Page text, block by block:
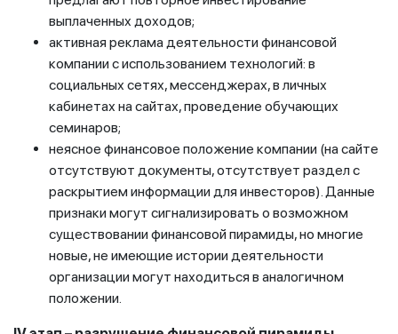
выплаченных доходов;
активная реклама деятельности финансовой
компании с использованием технологий: в
социальных сетях, мессенджерах, в личных
кабинетах на сайтах, проведение обучающих
семинаров;
неясное финансовое положение компании (на сайте
отсутствуют документы, отсутствует раздел с
раскрытием информации для инвесторов). Данные
признаки могут сигнализировать о возможном
существовании финансовой пирамиды, но многие
новые, не имеющие истории деятельности
организации могут находиться в аналогичном
положении.